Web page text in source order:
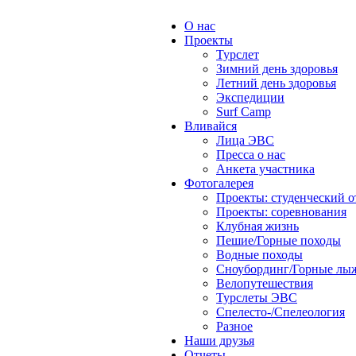
О нас
Проекты
Турслет
Зимний день здоровья
Летний день здоровья
Экспедиции
Surf Camp
Вливайся
Лица ЭВС
Пресса о нас
Анкета участника
Фотогалерея
Проекты: студенческий
Проекты: соревнования
Клубная жизнь
Пешие/Горные походы
Водные походы
Сноубординг/Горные
Велопутешествия
Турслеты ЭВС
Спелесто-/Спелеология
Разное
Наши друзья